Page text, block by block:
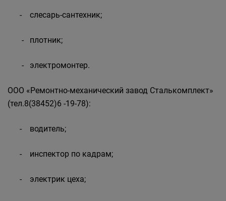
- слесарь-сантехник;
- плотник;
- электромонтер.
ООО «Ремонтно-механический завод Сталькомплект»
(тел.8(38452)6 -19-78):
- водитель;
- инспектор по кадрам;
- электрик цеха;